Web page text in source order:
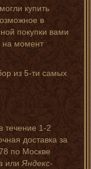
купить
в
покупки вами
на момент
из 5-ти самых
течение 1-2
доставка за
по Москве
илиЯндекс-